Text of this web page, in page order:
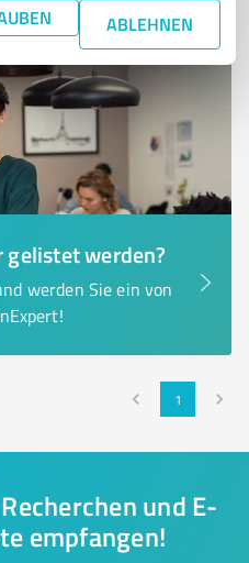
ABLEHNEN
gelistet werden?
werden Sie ein von
1
und E-
empfangen!